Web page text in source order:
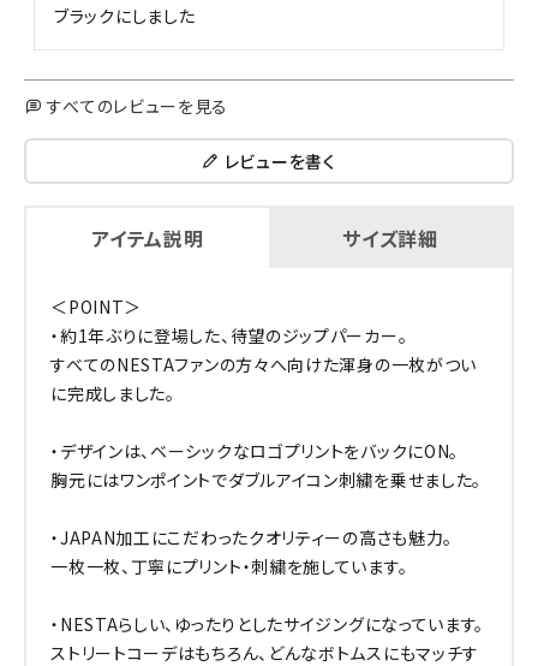
ブラックにしました
すべてのレビューを見る
レビューを書く
アイテム説明 サイズ詳細
＜POINT＞
・約1年ぶりに登場した、待望のジップパーカー。
すべてのNESTAファンの方々へ向けた渾身の一枚がつい
に完成しました。
・デザインは、ベーシックなロゴプリントをバックにON。
胸元にはワンポイントでダブルアイコン刺繍を乗せました。
・JAPAN加工にこだわったクオリティーの高さも魅力。
一枚一枚、丁寧にプリント・刺繍を施しています。
・NESTAらしい、ゆったりとしたサイジングになっています。
ストリートコーデはもちろん、どんなボトムスにもマッチす